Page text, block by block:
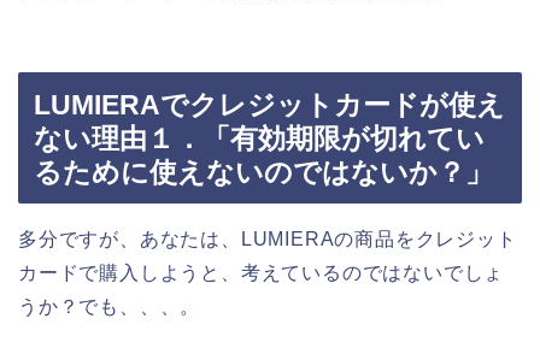
LUMIERAでクレジットカードが使え
ない理由１．「有効期限が切れてい
るために使えないのではないか？」
多分ですが、あなたは、LUMIERAの商品をクレジット
カードで購入しようと、考えているのではないでしょ
うか？でも、、、。